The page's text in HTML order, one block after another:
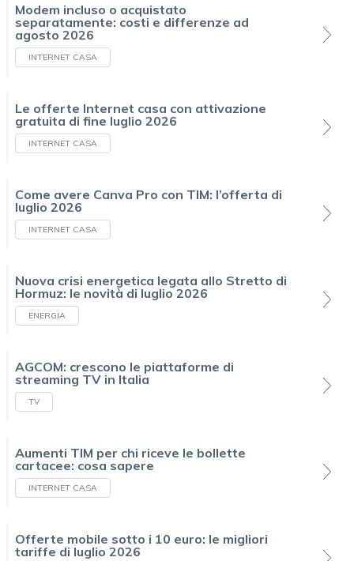
Modem incluso o acquistato
separatamente: costi e differenze ad
agosto 2026
INTERNET CASA
Le offerte Internet casa con attivazione
gratuita di fine luglio 2026
INTERNET CASA
Come avere Canva Pro con TIM: l’offerta di
luglio 2026
INTERNET CASA
Nuova crisi energetica legata allo Stretto di
Hormuz: le novità di luglio 2026
ENERGIA
AGCOM: crescono le piattaforme di
streaming TV in Italia
TV
Aumenti TIM per chi riceve le bollette
cartacee: cosa sapere
INTERNET CASA
Offerte mobile sotto i 10 euro: le migliori
tariffe di luglio 2026